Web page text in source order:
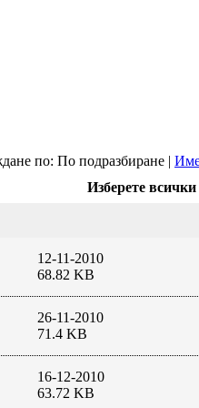
по: По подразбиране |
Изберете
12-11-2010
68.82 KB
26-11-2010
71.4 KB
16-12-2010
63.72 KB